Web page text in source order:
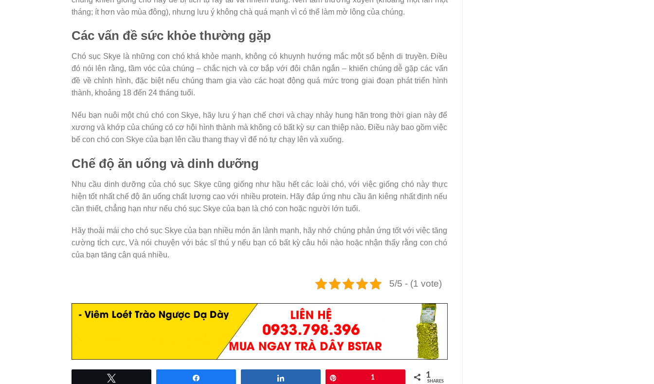
tháng; ít hơn vào mùa đông), nhưng lưu ý không chà quá mạnh vì có thể làm mờ lông của chúng.
Các vấn đề sức khỏe thường gặp
Chó sục Skye là những con chó khá khỏe mạnh, không có khuynh hướng mắc một số bệnh di truyền. Điều
đó nói lên rằng, tầm vóc của chúng – chắc nịch và cơ bắp với đôi chân ngắn – khiến chúng dễ gặp các vấn
đề về chỉnh hình, đặc biệt nếu chúng tham gia vào các hoạt động quá mức trong giai đoạn phát triển hình
thành, khoảng 18 đến 24 tháng tuổi.
Nếu bạn nuôi một chú chó con Skye, hãy lưu ý hạn chế chơi và chạy nhảy hung hãn trong thời gian này để
xương và khớp của chúng có cơ hội hình thành mà không có bất kỳ sự can thiệp nào. Điều này bao gồm việc
bế con chó con Skye của bạn lên cầu thang thay vì để nó tự chạy lên và xuống.
Chế độ ăn uống và dinh dưỡng
Nhu cầu dinh dưỡng của chó sục Skye cũng giống như hầu hết các loài chó, với việc giống chó này thực
hiện tốt nhất chế độ ăn uống chất lượng cao với nhiều protein. Hãy đáp ứng nhu cầu ăn kiêng nhất định nếu
cần thiết, chẳng hạn như nếu chó sục Skye của bạn là chó con hoặc người lớn tuổi.
Hãy thoải mái cho chó sục Skye của bạn nhiều món ăn lành mạnh, hãy nhớ chúng phản ứng tốt với việc tăng
cường tích cực, Và nói chuyện với bác sĩ thú y nếu bạn có bất kỳ câu hỏi nào hoặc nhận thấy rằng con chó
của bạn tăng cân quá nhiều.
5/5 - (1 vote)
1 1
SHARES